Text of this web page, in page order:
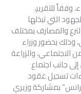
للتقرير،
التي تبذلها
والمصارف بمختلف
وذلك بحضور وزراء
الاجتماعي، والزراعة
جانب اجتماع
تسجيل عقود
بمشاركة وزيري